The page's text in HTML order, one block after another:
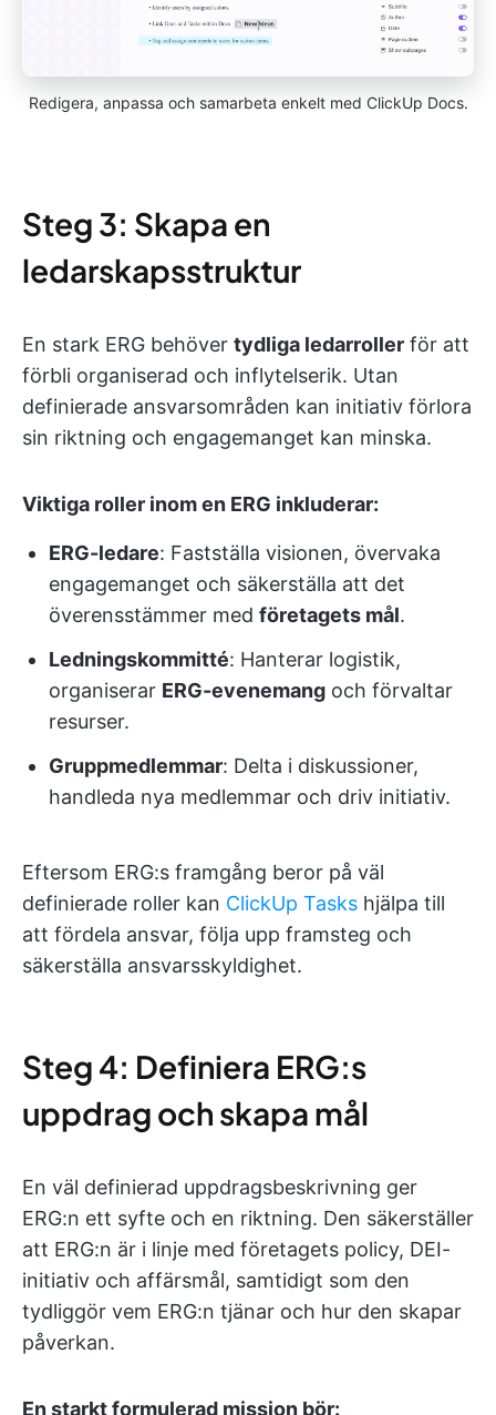
Redigera, anpassa och samarbeta enkelt med ClickUp Docs.
Steg 3: Skapa en
ledarskapsstruktur
En stark ERG behöver tydliga ledarroller för att
förbli organiserad och inflytelserik. Utan
definierade ansvarsområden kan initiativ förlora
sin riktning och engagemanget kan minska.
Viktiga roller inom en ERG inkluderar:
ERG-ledare: Fastställa visionen, övervaka
engagemanget och säkerställa att det
överensstämmer med företagets mål.
Ledningskommitté: Hanterar logistik,
organiserar ERG-evenemang och förvaltar
resurser.
Gruppmedlemmar: Delta i diskussioner,
handleda nya medlemmar och driv initiativ.
Eftersom ERG:s framgång beror på väl
definierade roller kan ClickUp Tasks hjälpa till
att fördela ansvar, följa upp framsteg och
säkerställa ansvarsskyldighet.
Steg 4: Definiera ERG:s
uppdrag och skapa mål
En väl definierad uppdragsbeskrivning ger
ERG:n ett syfte och en riktning. Den säkerställer
att ERG:n är i linje med företagets policy, DEI-
initiativ och affärsmål, samtidigt som den
tydliggör vem ERG:n tjänar och hur den skapar
påverkan.
En starkt formulerad mission bör: